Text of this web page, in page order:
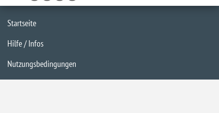
Startseite
Hilfe / Infos
Nutzungsbedingungen